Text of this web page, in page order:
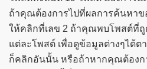
ถ้าคุณต้องการไปที่ผลการค้นหาข
ให้คลิกที่เลข 2 ถ้าคุณพบโพสต์ที่
แต่ละโพสต์ เพื่อดูข้อมูลต่างๆได้ต
ก็คลิกอันนั้น หรือถ้าหากคุณต้องก